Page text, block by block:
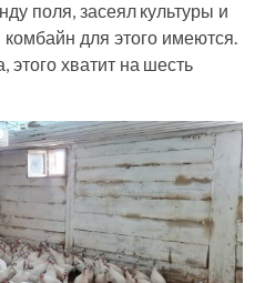
поля, засеял культуры и
для этого имеются.
этого хватит на шесть